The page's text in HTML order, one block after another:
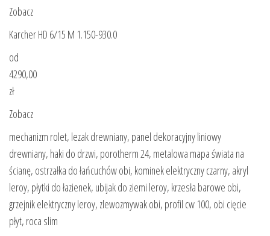
Zobacz
Karcher HD 6/15 M 1.150-930.0
od
4290,00
zł
Zobacz
mechanizm rolet, lezak drewniany, panel dekoracyjny liniowy
drewniany, haki do drzwi, porotherm 24, metalowa mapa świata na
ścianę, ostrzałka do łańcuchów obi, kominek elektryczny czarny, akryl
leroy, płytki do łazienek, ubijak do ziemi leroy, krzesła barowe obi,
grzejnik elektryczny leroy, zlewozmywak obi, profil cw 100, obi cięcie
płyt, roca slim